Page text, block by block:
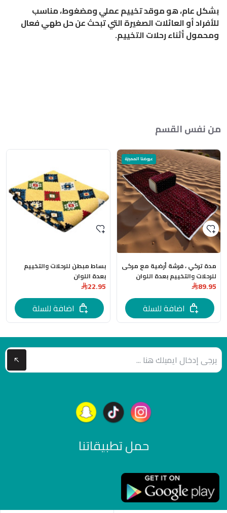
بشكل عام، هو موقد تخييم عملي ومضغوط، مناسب
للأفراد أو العائلات الصغيرة التي تبحث عن حل طهي فعال
ومحمول أثناء رحلات التخييم.
من نفس القسم
عروضنا المميزة
مدة تركي ، فرشة أرضية مع مركى
للرحلات والتخييم بعدة اللوان
89.95
اضافة للسلة
بساط مبطن للرحلات والتخييم
بعدة اللوان
22.95
اضافة للسلة
حمل تطبيقاتنا